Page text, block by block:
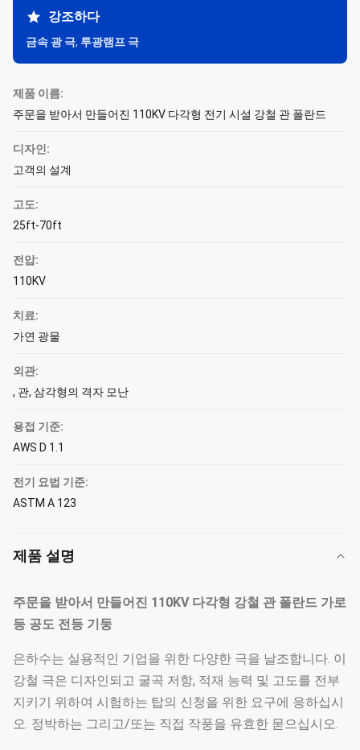
강조하다
금속 광 극, 투광램프 극
제품 이름:
주문을 받아서 만들어진 110KV 다각형 전기 시설 강철 관 폴란드
디자인:
고객의 설계
고도:
25ft-70ft
전압:
110KV
치료:
가연 광물
외관:
, 관, 삼각형의 격자 모난
용접 기준:
AWS D 1.1
전기 요법 기준:
ASTM A 123
제품 설명
주문을 받아서 만들어진 110KV 다각형 강철 관 폴란드 가로
등 공도 전등 기둥
은하수는 실용적인 기업을 위한 다양한 극을 날조합니다. 이
강철 극은 디자인되고 굴곡 저항, 적재 능력 및 고도를 전부
지키기 위하여 시험하는 탑의 신청을 위한 요구에 응하십시
오. 정박하는 그리고/또는 직접 작풍을 유효한 묻으십시오.